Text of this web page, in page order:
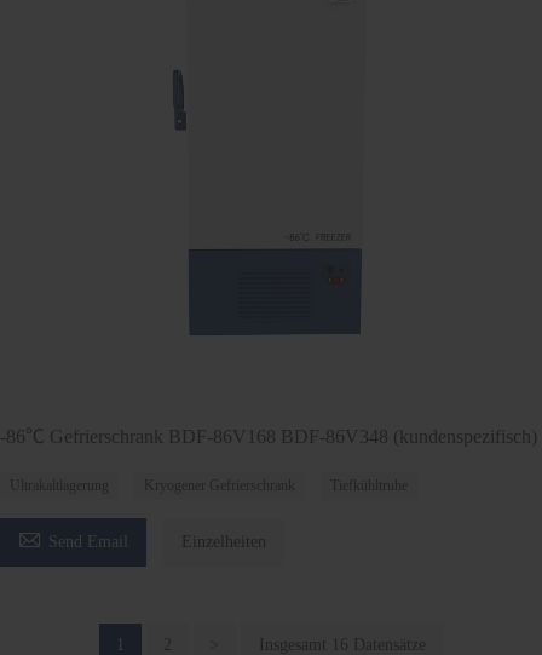
-86℃ Gefrierschrank BDF-86V168 BDF-86V348 (kundenspezifisch)
Ultrakaltlagerung Kryogener Gefrierschrank Tiefkühltruhe
 Send Email Einzelheiten
2 Insgesamt 16 Datensätze